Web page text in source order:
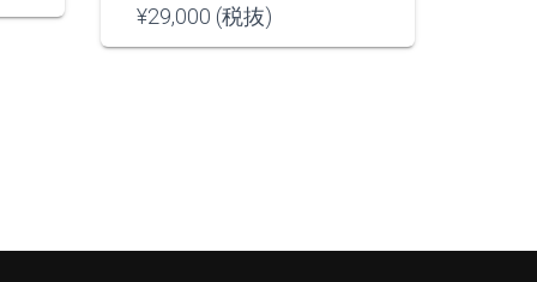
¥29,000 (税抜)